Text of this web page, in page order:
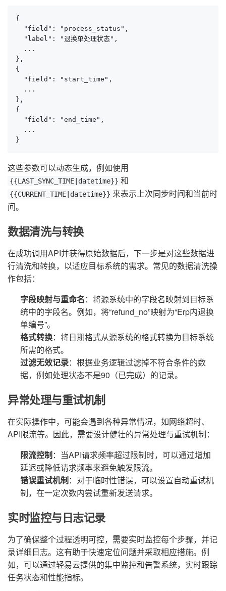
{
  "field": "process_status",
  "label": "退换单处理状态",
  ...
},
{
  "field": "start_time",
  ...
},
{
  "field": "end_time",
  ...
}
这些参数可以动态生成，例如使用
{{LAST_SYNC_TIME|datetime}} 和
{{CURRENT_TIME|datetime}} 来表示上次同步时间和当前时
间。
数据清洗与转换
在成功调用API并获得原始数据后，下一步是对这些数据进
行清洗和转换，以适应目标系统的需求。常见的数据清洗操
作包括：
字段映射与重命名：将源系统中的字段名映射到目标系
统中的字段名。例如，将“refund_no”映射为“Erp内退换
单编号”。
格式转换：将日期格式从源系统的格式转换为目标系统
所需的格式。
过滤无效记录：根据业务逻辑过滤掉不符合条件的数
据，例如处理状态不是90（已完成）的记录。
异常处理与重试机制
在实际操作中，可能会遇到各种异常情况，如网络超时、
API限流等。因此，需要设计健壮的异常处理与重试机制：
限流控制：当API请求频率超过限制时，可以通过增加
延迟或降低请求频率来避免触发限流。
错误重试机制：对于临时性错误，可以设置自动重试机
制，在一定次数内尝试重新发送请求。
实时监控与日志记录
为了确保整个过程透明可控，需要实时监控每个步骤，并记
录详细日志。这有助于快速定位问题并采取相应措施。例
如，可以通过轻易云提供的集中监控和告警系统，实时跟踪
任务状态和性能指标。